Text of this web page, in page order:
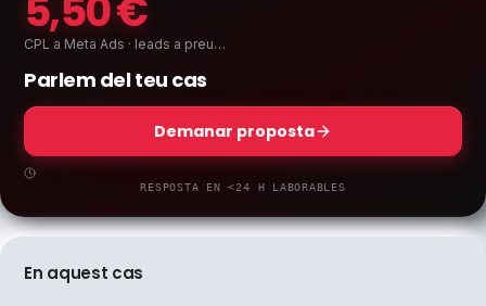
CPL a Meta Ads · leads a preu…
Parlem del teu cas
Demanar proposta
RESPOSTA EN <24 H LABORABLES
En aquest cas